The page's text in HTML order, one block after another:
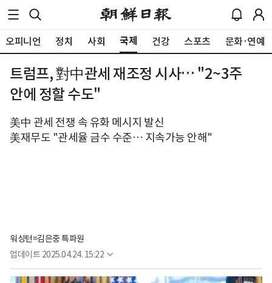
오피니언 정치 사회 국제 건강 스포츠 문화·연예
트럼프, 對中관세 재조정 시사… "2~3주
안에 정할 수도"
美中 관세 전쟁 속 유화 메시지 발신
美재무도 "관세율 금수 수준… 지속가능 안해"
워싱턴=김은중 특파원
업데이트 2025.04.24. 15:22